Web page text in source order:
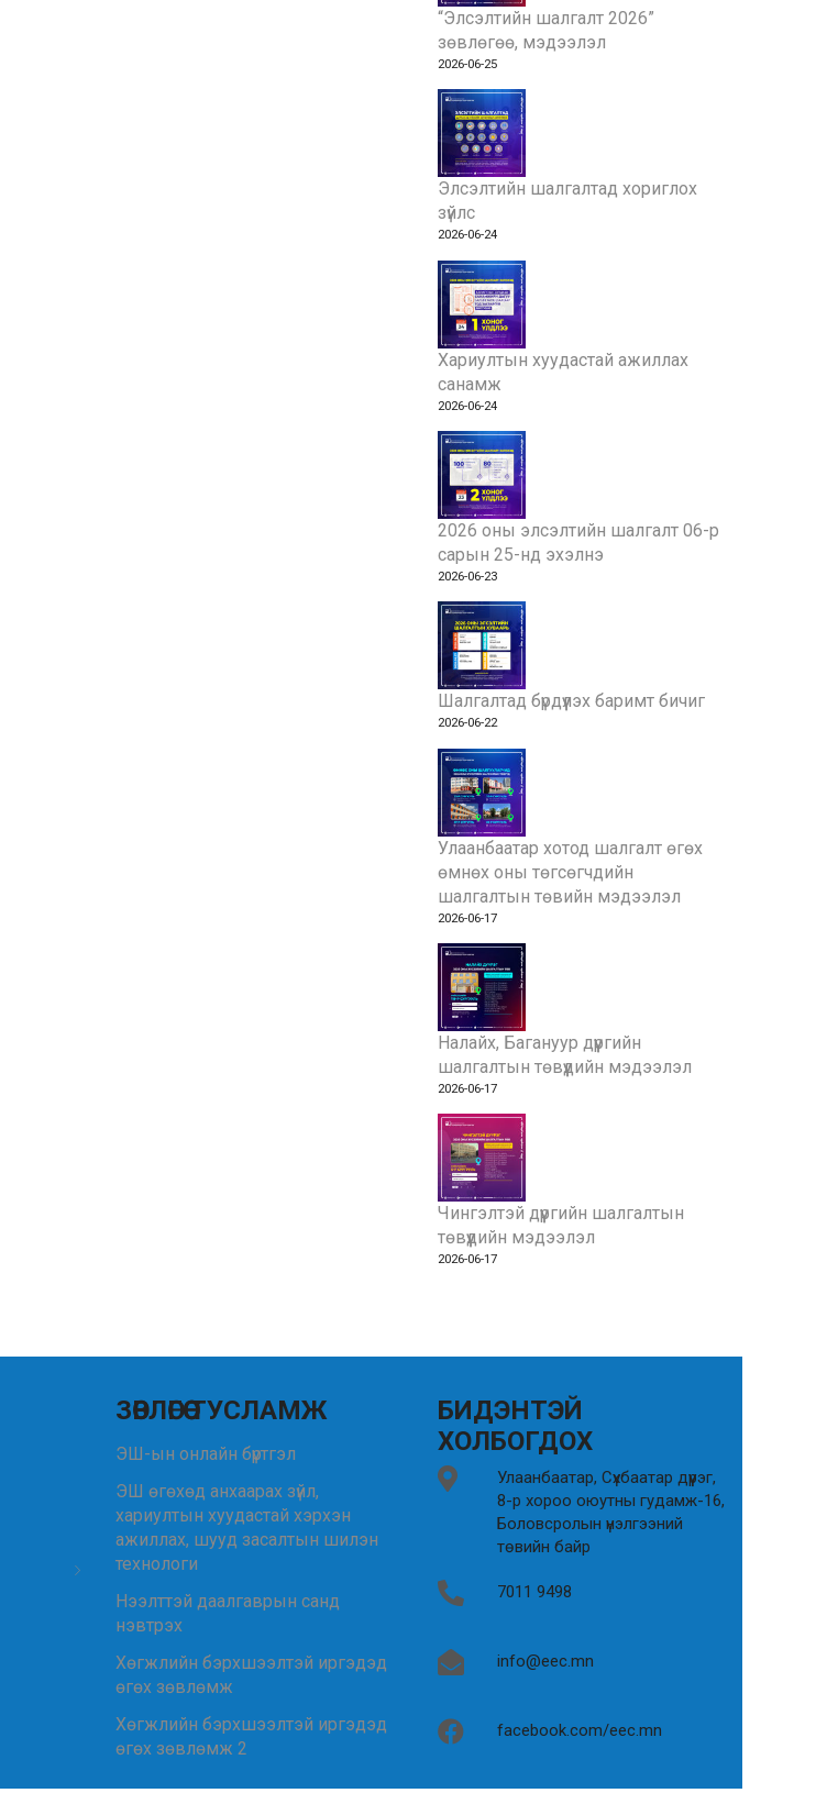
“Элсэлтийн шалгалт 2026”
зөвлөгөө, мэдээлэл
2026-06-25
Элсэлтийн шалгалтад хориглох
зүйлс
2026-06-24
Хариултын хуудастай ажиллах
санамж
2026-06-24
2026 оны элсэлтийн шалгалт 06-р
сарын 25-нд эхэлнэ
2026-06-23
Шалгалтад бүрдүүлэх баримт бичиг
2026-06-22
Улаанбаатар хотод шалгалт өгөх
өмнөх оны төгсөгчдийн
шалгалтын төвийн мэдээлэл
2026-06-17
Налайх, Багануур дүүргийн
шалгалтын төвүүдийн мэдээлэл
2026-06-17
Чингэлтэй дүүргийн шалгалтын
төвүүдийн мэдээлэл
2026-06-17
ЗӨВЛӨГӨӨ ТУСЛАМЖ
ЭШ-ын онлайн бүртгэл
ЭШ өгөхөд анхаарах зүйл,
хариултын хуудастай хэрхэн
ажиллах, шууд засалтын шилэн
технологи
Нээлттэй даалгаврын санд
нэвтрэх
Хөгжлийн бэрхшээлтэй иргэдэд
өгөх зөвлөмж
Хөгжлийн бэрхшээлтэй иргэдэд
өгөх зөвлөмж 2
БИДЭНТЭЙ
ХОЛБОГДОХ
Улаанбаатар, Сүхбаатар дүүрэг,
8-р хороо оюутны гудамж-16,
Боловсролын үнэлгээний
төвийн байр
7011 9498
info@eec.mn
facebook.com/eec.mn